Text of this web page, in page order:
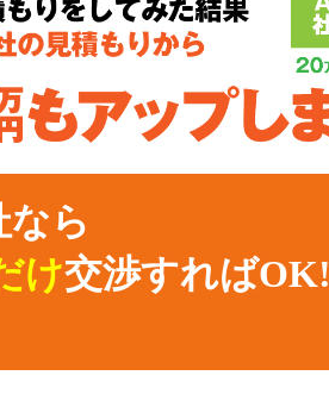
なら
け交渉すればOK!